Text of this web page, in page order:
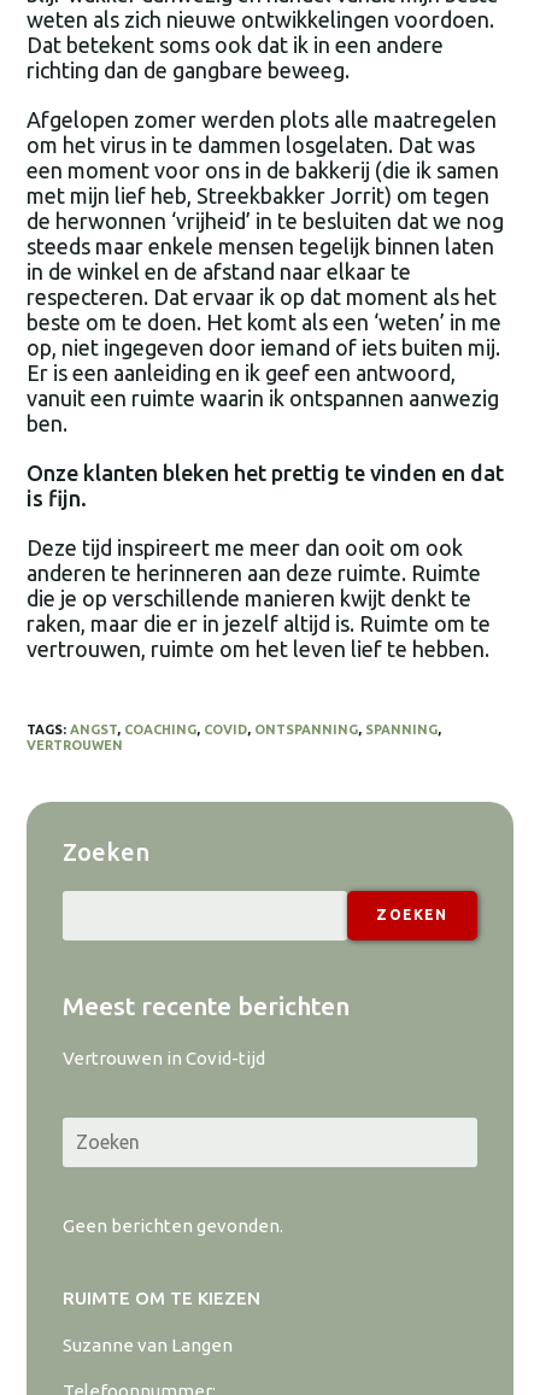
weten als zich nieuwe ontwikkelingen voordoen.
Dat betekent soms ook dat ik in een andere
richting dan de gangbare beweeg.
Afgelopen zomer werden plots alle maatregelen
om het virus in te dammen losgelaten. Dat was
een moment voor ons in de bakkerij (die ik samen
met mijn lief heb, Streekbakker Jorrit) om tegen
de herwonnen ‘vrijheid’ in te besluiten dat we nog
steeds maar enkele mensen tegelijk binnen laten
in de winkel en de afstand naar elkaar te
respecteren. Dat ervaar ik op dat moment als het
beste om te doen. Het komt als een ‘weten’ in me
op, niet ingegeven door iemand of iets buiten mij.
Er is een aanleiding en ik geef een antwoord,
vanuit een ruimte waarin ik ontspannen aanwezig
ben.
Onze klanten bleken het prettig te vinden en dat
is fijn.
Deze tijd inspireert me meer dan ooit om ook
anderen te herinneren aan deze ruimte. Ruimte
die je op verschillende manieren kwijt denkt te
raken, maar die er in jezelf altijd is. Ruimte om te
vertrouwen, ruimte om het leven lief te hebben.
TAGS:ANGST, COACHING, COVID, ONTSPANNING, SPANNING,
VERTROUWEN
Zoeken
ZOEKEN
Meest recente berichten
Vertrouwen in Covid-tijd
Geen berichten gevonden.
RUIMTE OM TE KIEZEN
Suzanne van Langen
Telefoonnummer: